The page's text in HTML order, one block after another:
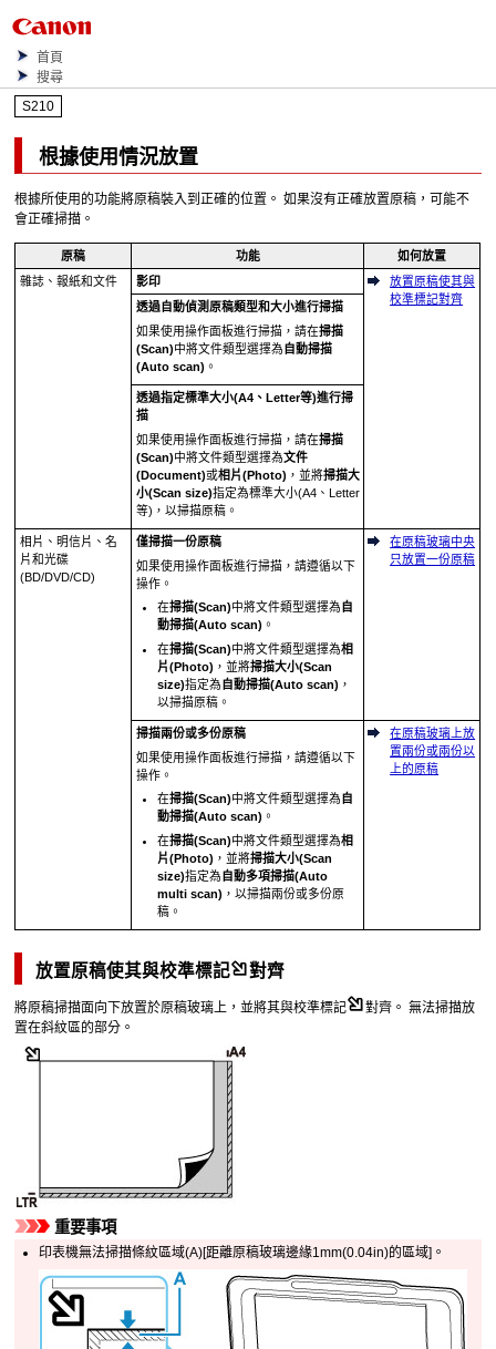
首頁
搜尋
S210
根據使用情況放置
根據所使用的功能將原稿裝入到正確的位置。 如果沒有正確放置原稿，可能不
會正確掃描。
原稿 功能
如何放置
雜誌、報紙和文件
影印
放置原稿使其與
校準標記對齊
透過自動偵測原稿類型和大小進行掃描
如果使用操作面板進行掃描，請在掃描
(Scan)中將文件類型選擇為自動掃描
(Auto scan) 。
透過指定標準大小(A4、Letter等)進行掃
描
如果使用操作面板進行掃描，請在掃描
(Scan)中將文件類型選擇為文件
(Document)或相片(Photo) ，並將掃描大
小(Scan size)指定為標準大小(A4、Letter
等)，以掃描原稿。
相片、明信片、名
片和光碟
(BD/DVD/CD)
僅掃描一份原稿
如果使用操作面板進行掃描，請遵循以下
操作。
在掃描(Scan)中將文件類型選擇為自
動掃描(Auto scan) 。
在掃描(Scan)中將文件類型選擇為相
片(Photo) ，並將掃描大小(Scan
size)指定為自動掃描(Auto scan) ，
以掃描原稿。
在原稿玻璃中央
只放置一份原稿
掃描兩份或多份原稿
如果使用操作面板進行掃描，請遵循以下
操作。
在掃描(Scan)中將文件類型選擇為自
動掃描(Auto scan) 。
在掃描(Scan)中將文件類型選擇為相
片(Photo) ，並將掃描大小(Scan
size)指定為自動多項掃描(Auto
multi scan) ，以掃描兩份或多份原
稿。
在原稿玻璃上放
置兩份或兩份以
上的原稿
放置原稿使其與校準標記 對齊
將原稿掃描面向下放置於原稿玻璃上，並將其與校準標記 對齊。 無法掃描放
置在斜紋區的部分。
重要事項
印表機無法掃描條紋區域(A)[距離原稿玻璃邊緣1mm(0.04in)的區域]。